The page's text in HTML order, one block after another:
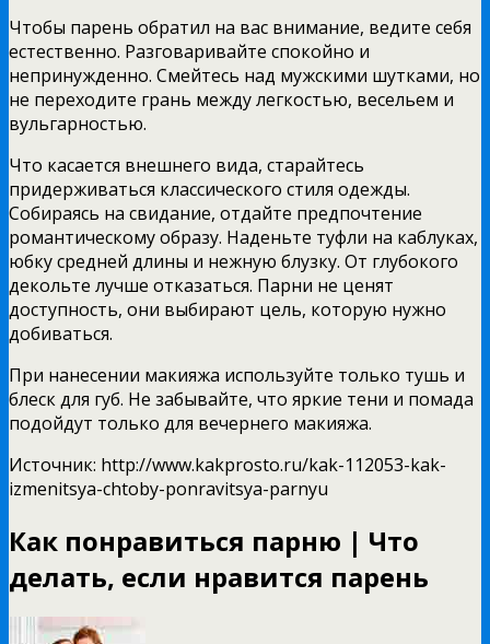
Чтобы парень обратил на вас внимание, ведите себя
естественно. Разговаривайте спокойно и
непринужденно. Смейтесь над мужскими шутками, но
не переходите грань между легкостью, весельем и
вульгарностью.
Что касается внешнего вида, старайтесь
придерживаться классического стиля одежды.
Собираясь на свидание, отдайте предпочтение
романтическому образу. Наденьте туфли на каблуках,
юбку средней длины и нежную блузку. От глубокого
декольте лучше отказаться. Парни не ценят
доступность, они выбирают цель, которую нужно
добиваться.
При нанесении макияжа используйте только тушь и
блеск для губ. Не забывайте, что яркие тени и помада
подойдут только для вечернего макияжа.
Источник: http://www.kakprosto.ru/kak-112053-kak-
izmenitsya-chtoby-ponravitsya-parnyu
Как понравиться парню | Что
делать, если нравится парень